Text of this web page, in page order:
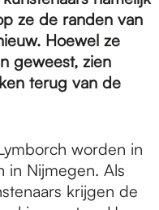
ze de randen van
Hoewel ze
geweest, zien
terug van de
worden in
in Nijmegen. Als
krijgen de